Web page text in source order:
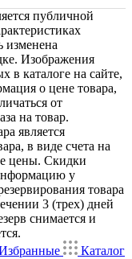
публичной
изменена
Изображения
в каталоге на сайте,
о цене товара,
от
на товар.
является
в виде счета на
цены. Скидки
у
товара
3 (трех) дней
снимается и
Каталог